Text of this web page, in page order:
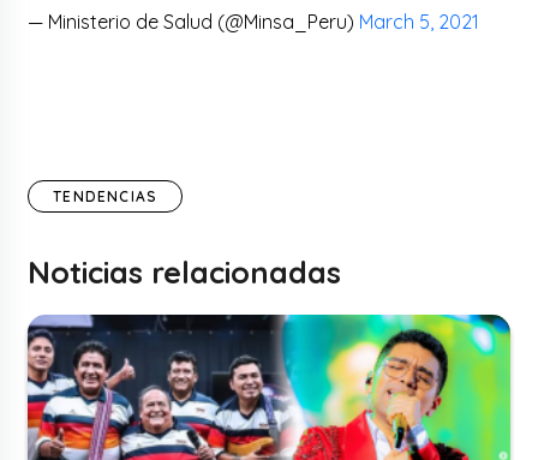
— Ministerio de Salud (@Minsa_Peru) March 5, 2021
TENDENCIAS
Noticias relacionadas